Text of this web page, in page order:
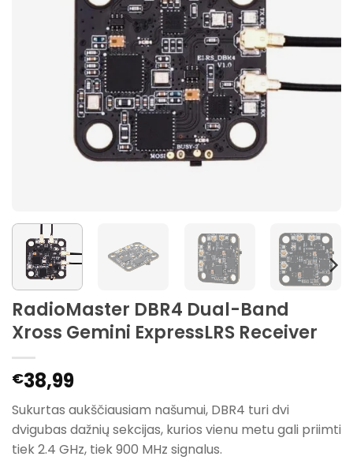
RadioMaster DBR4 Dual-Band
Xross Gemini ExpressLRS Receiver
€38,99
Sukurtas aukščiausiam našumui, DBR4 turi dvi
dvigubas dažnių sekcijas, kurios vienu metu gali priimti
tiek 2.4 GHz, tiek 900 MHz signalus.